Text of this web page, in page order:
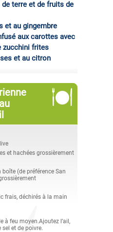
terre et de fruits de
et au gingembre
aux carottes avec
zucchini frites
et au citron
et hachées grossièrement
(de préférence San
frais, déchirés à la main
à feu moyen.Ajoutez l’ail,
et de poivre.